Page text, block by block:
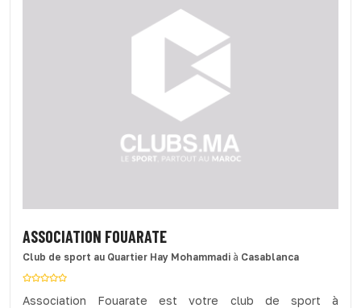
ASSOCIATION FOUARATE
Club de sport au Quartier Hay Mohammadi à Casablanca
Association Fouarate est votre club de sport à